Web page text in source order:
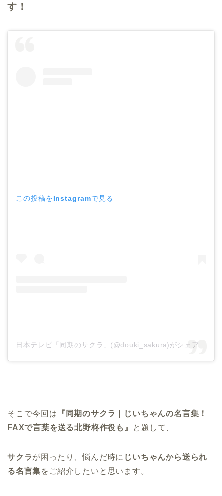
す！
この投稿をInstagramで見る
日本テレビ「同期のサクラ」(@douki_sakura)がシェアした投稿
そこで今回は
『同期のサクラ｜じいちゃんの名言集！
FAXで言葉を送る北野柊作役も』
と題して、
サクラが困ったり、悩んだ時に じいちゃんから送られ
る名言集をご紹介したいと思います。